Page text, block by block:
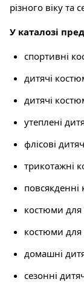
різного віку та
У каталозі
спортивні
дитячі
дитячі
утеплені
флісові
трикотажні
повсякденні
костюми для
костюми
домашні
сезонні